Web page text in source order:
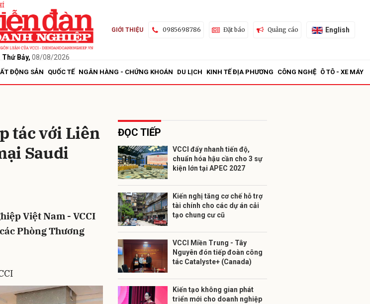
Thứ Bảy, 08/08/2026
GIỚI THIỆU 0985698786 Đặt báo Quảng cáo English
ĐỘNG SẢN QUỐC TẾ NGÂN HÀNG - CHỨNG KHOÁN DU LỊCH KINH TẾ ĐỊA PHƯƠNG CÔNG NGHỆ Ô TÔ - XE MÁY
tác với Liên
Saudi
Việt Nam - VCCI
Phòng Thương
ĐỌC TIẾP
VCCI đẩy nhanh tiến độ,
chuẩn hóa hậu cần cho 3 sự
kiện lớn tại APEC 2027
Kiến nghị tăng cơ chế hỗ trợ
tài chính cho các dự án cải
tạo chung cư cũ
VCCI Miền Trung - Tây
Nguyên đón tiếp đoàn công
tác Catalyste+ (Canada)
Kiến tạo không gian phát
triển mới cho doanh nghiệp
Gửi